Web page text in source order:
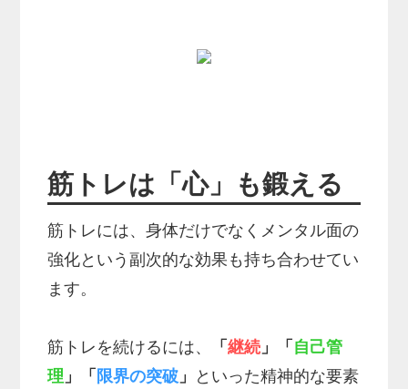
筋トレは「心」も鍛える
筋トレには、身体だけでなくメンタル面の
強化という副次的な効果も持ち合わせてい
ます。
筋トレを続けるには、 「継続 」「 自己管
理 」「 限界の突破 」
といった精神的な要素